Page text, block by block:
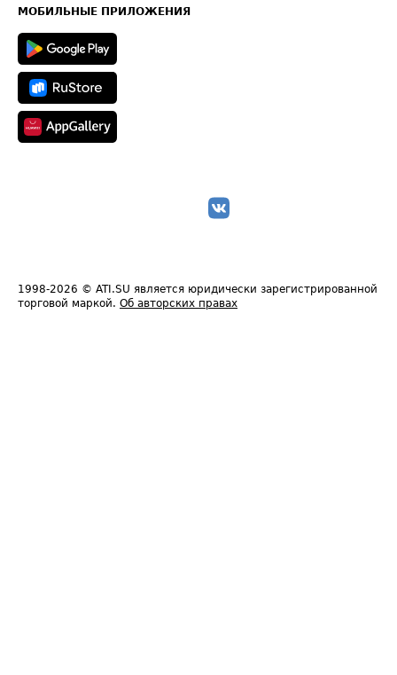
Техническая информация
МОБИЛЬНЫЕ ПРИЛОЖЕНИЯ
1998-2026 © ATI.SU является юридически зарегистрированной
торговой маркой. Об авторских правах